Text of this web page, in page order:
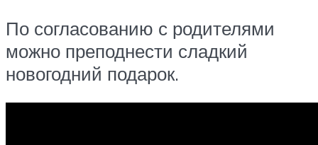
По согласованию с родителями
можно преподнести сладкий
новогодний подарок.